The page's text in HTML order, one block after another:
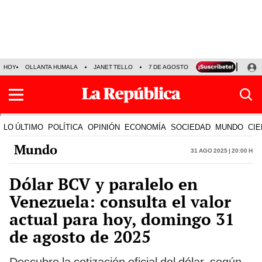
HOY OLLANTA HUMALA JANET TELLO 7 DE AGOSTO TINKA RESULTADOS
LO ÚLTIMO POLÍTICA OPINIÓN ECONOMÍA SOCIEDAD MUNDO
Mundo 31 Ago 2025 | 20:00 h
Dólar BCV y paralelo en
Venezuela: consulta el valor
actual para hoy, domingo 31
de agosto de 2025